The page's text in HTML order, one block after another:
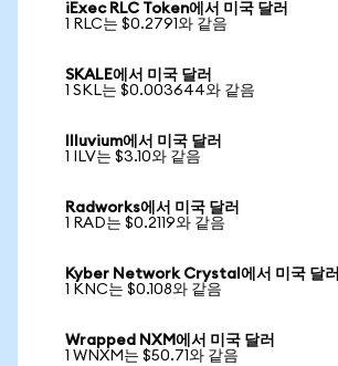
iExec RLC Token에서 미국 달러
1 RLC는 $0.2791와 같음
SKALE에서 미국 달러
1 SKL는 $0.003644와 같음
Illuvium에서 미국 달러
1 ILV는 $3.10와 같음
Radworks에서 미국 달러
1 RAD는 $0.2119와 같음
Kyber Network Crystal에서 미국 달러
1 KNC는 $0.108와 같음
Wrapped NXM에서 미국 달러
1 WNXM는 $50.71와 같음